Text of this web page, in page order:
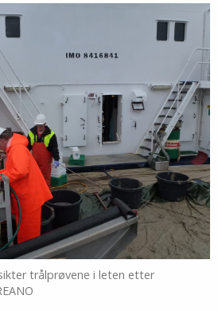
trålprøvene i leten etter